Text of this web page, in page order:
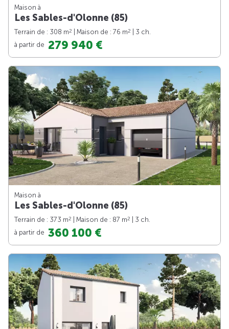
Maison à
Les Sables-d'Olonne (85)
Terrain de : 308 m2 | Maison de : 76 m2
| 3 ch.
à partir de 279 940 €
Maison à
Les Sables-d'Olonne (85)
Terrain de : 373 m2 | Maison de : 87 m2
| 3 ch.
à partir de 360 100 €